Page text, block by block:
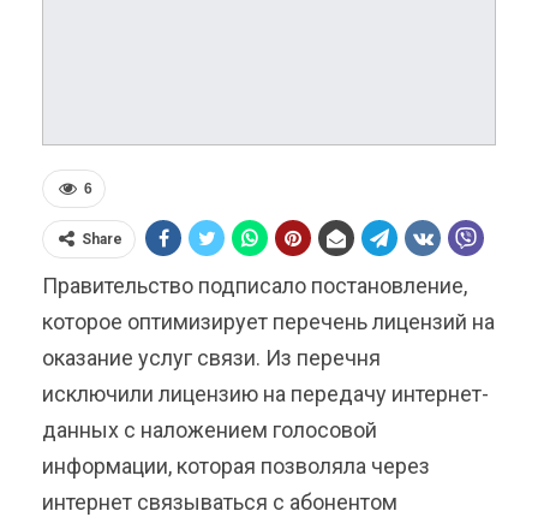
6
Share
Правительство подписало постановление,
которое оптимизирует перечень лицензий на
оказание услуг связи. Из перечня
исключили лицензию на передачу интернет-
данных с наложением голосовой
информации, которая позволяла через
интернет связываться с абонентом